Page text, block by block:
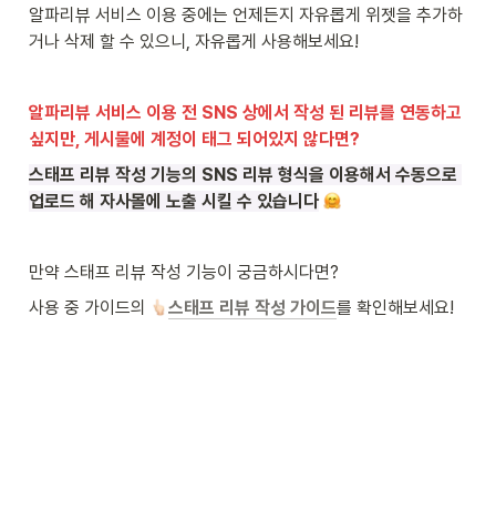
알파리뷰 서비스 이용 중에는 언제든지 자유롭게 위젯을 추가하
거나 삭제 할 수 있으니, 자유롭게 사용해보세요!
알파리뷰 서비스 이용 전 SNS 상에서 작성 된 리뷰를 연동하고
싶지만, 게시물에 계정이 태그 되어있지 않다면?
스태프 리뷰 작성 기능의 SNS 리뷰 형식을 이용해서 수동으로
업로드 해 자사몰에 노출 시킬 수 있습니다
만약 스태프 리뷰 작성 기능이 궁금하시다면?
사용 중 가이드의
스태프 리뷰 작성 가이드를 확인해보세요!